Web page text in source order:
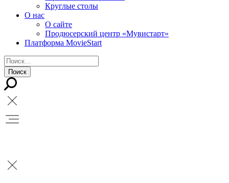
Круглые столы
О нас
О сайте
Продюсерский центр «Мувистарт»
Платформа MovieStart